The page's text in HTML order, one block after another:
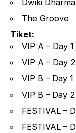
Dwiki
The Groove
Tiket:
VIP A – Day
VIP A – Day
VIP B – Day
VIP B – Day
FESTIVAL –
FESTIVAL –